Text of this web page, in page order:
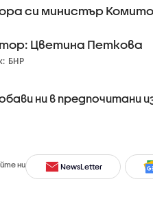
си министър
Цветина Петкова
БНР
ни в предпочитани
ни NewsLetter